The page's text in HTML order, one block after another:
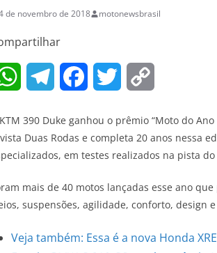
de novembro de 2018 motonewsbrasil
W
a
t
s
p
l
e
g
a
c
e
b
o
i
t
t
r
p
y
L
n
390 Duke ganhou o prêmio “Moto do
Duas Rodas e completa 20 anos nessa
em testes realizados na pista
mais de 40 motos lançadas esse ano
suspensões, agilidade, conforto, design
Veja também: Essa é a nova Honda